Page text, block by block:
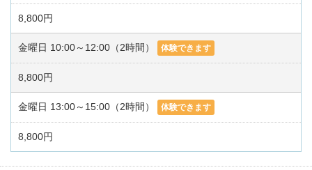
8,800円
金曜日 10:00～12:00（2時間） 体験できます
8,800円
金曜日 13:00～15:00（2時間） 体験できます
8,800円